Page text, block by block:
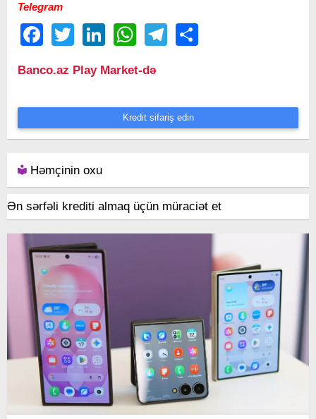
Telegram
FacebookTwitter LinkedIn WhatsAppTelegram
Banco.az Play Market-də
Kredit sifariş edin
Həmçinin oxu
Ən sərfəli krediti almaq üçün müraciət et